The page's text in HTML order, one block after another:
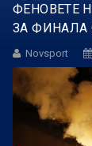
ФЕНОВЕТЕ
ЗА ФИНАЛА
Novsport